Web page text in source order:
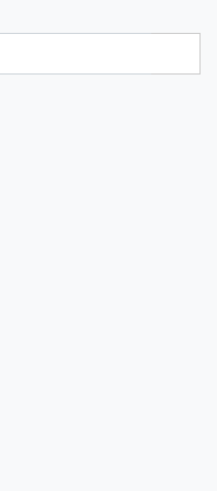
buracos
Sul
está travando